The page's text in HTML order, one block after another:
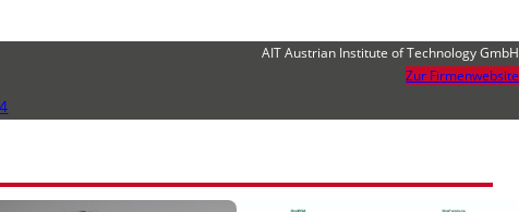
AIT Austrian Institute of Technology GmbH
Zur Firmenwebsite